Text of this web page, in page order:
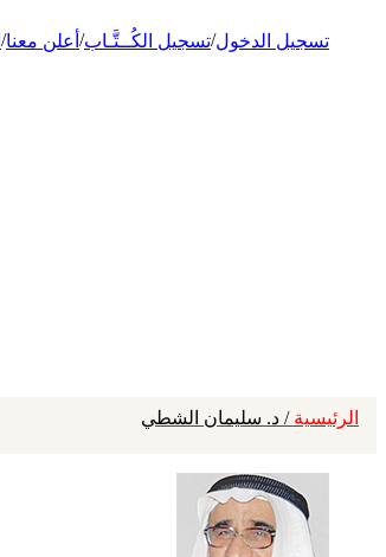
تسجيل الدخول/تسجيل الكُــتَّـاب/ أعلن معنا/
الرئيسية / د. سليمان الشطي